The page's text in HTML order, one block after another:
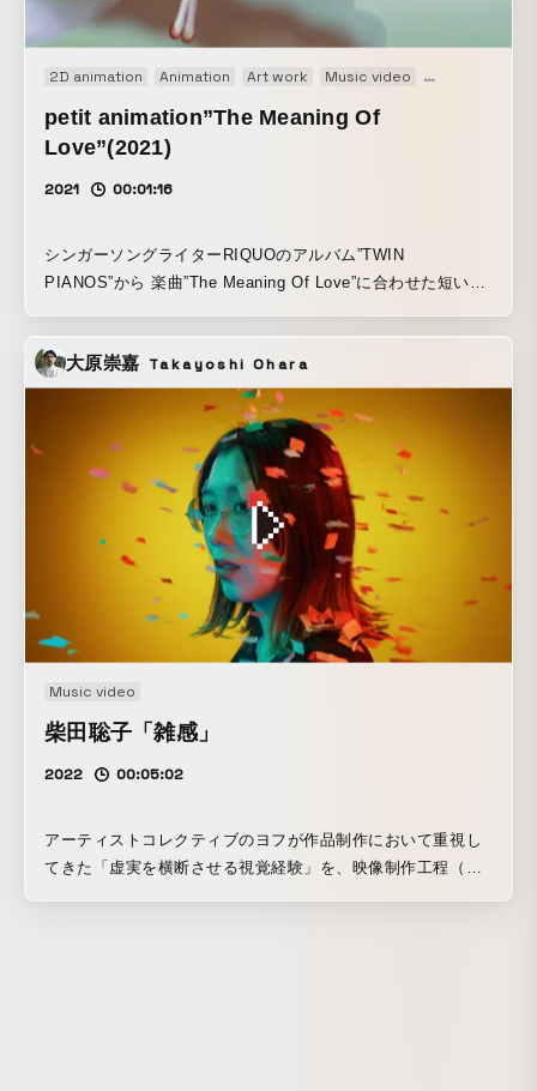
2D animation Animation Art work Music video Short film
petit animation”The Meaning Of
Love”(2021)
2021 00:01:16
シンガーソングライターRIQUOのアルバム”TWIN
PIANOS”から 楽曲”The Meaning Of Love”に合わせた短いア
うシンガー。 「出会った頃から何回目の春が過ぎたかしら？
そして私たちだけが知っていること そして今、私はあなたの
そばにいる 歌っている時に感じるあの感じこそ わかるの
この愛は真実」 （詩から抜粋） ジャズのように楽曲の中で
インプロビゼーションをするように、意味よりも感覚を大事
にイマジネーションを拡げて描いた映像詩です。
大原崇嘉 Takayoshi Ohara
Music video
柴田聡子「雑感」
2022 00:05:02
アーティストコレクティブのヨフが作品制作において重視し
てきた「虚実を横断させる視覚経験」を、映像制作工程（映